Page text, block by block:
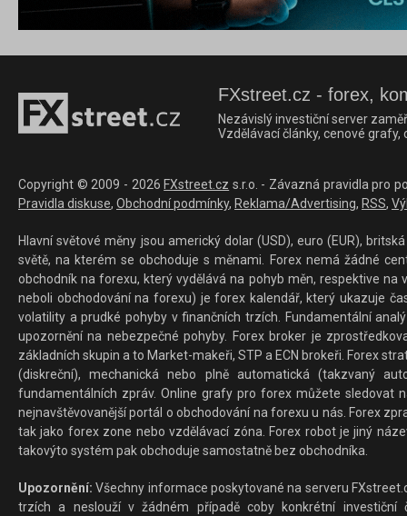
FXstreet.cz - forex,
Nezávislý investiční server
Vzdělávací články, cenové
Copyright © 2009 - 2026 FXstreet.cz s.r.o. - Závazná pravidla pro
Pravidla diskuse, Obchodní podmínky, Reklama/Advertising, RSS,
Hlavní světové měny jsou americký dolar (USD), euro (EUR),
světě, na kterém se obchoduje s měnami. Forex nemá žádné
obchodník na forexu, který vydělává na pohyb měn, respektive
neboli obchodování na forexu) je forex kalendář, který ukazuje
volatility a prudké pohyby v finančních trzích. Fundamentální
upozornění na nebezpečné pohyby. Forex broker je
základních skupin a to Market-makeři, STP a ECN brokeři. Forex
(diskreční), mechanická nebo plně automatická (takzvaný
fundamentálních zpráv. Online grafy pro forex můžete sledovat
nejnavštěvovanější portál o obchodování na forexu u nás. Forex
tak jako forex zone nebo vzdělávací zóna. Forex robot je jiný
takovýto systém pak obchoduje samostatně bez obchodníka.
Upozornění: Všechny informace poskytované na serveru
trzích a neslouží v žádném případě coby konkrétní investiční